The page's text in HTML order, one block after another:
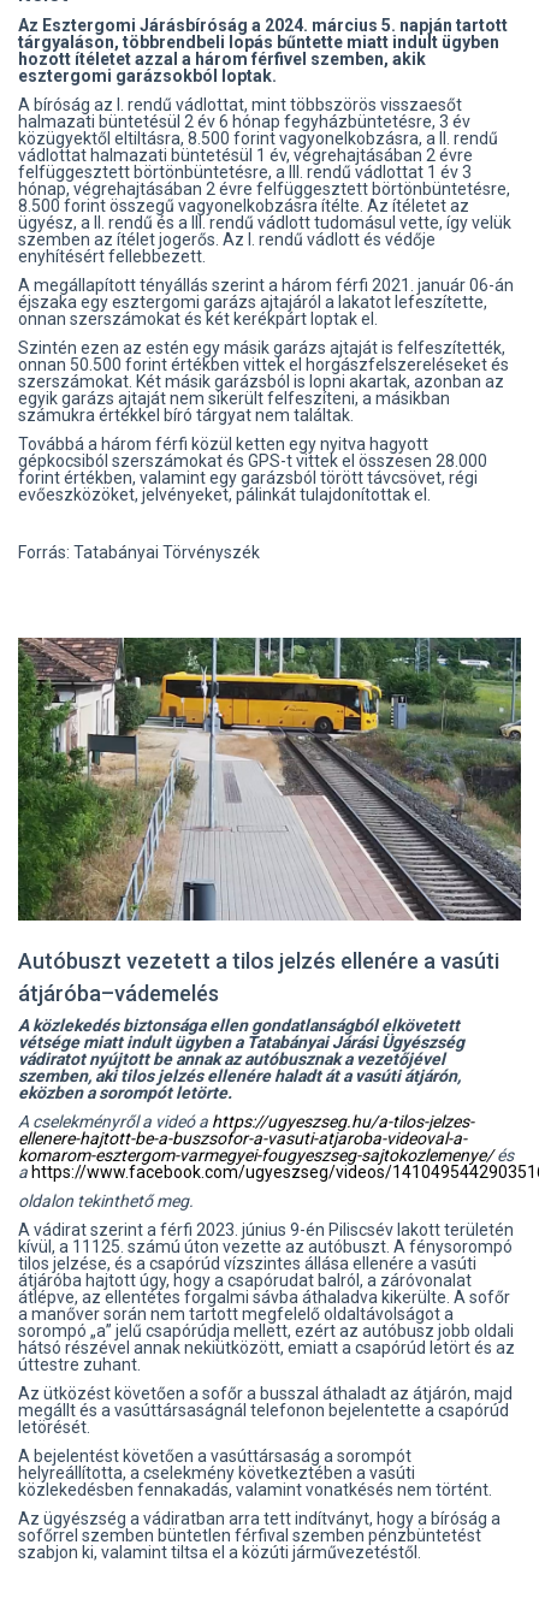
Az Esztergomi Járásbíróság a 2024. március 5. napján tartott
tárgyaláson, többrendbeli lopás bűntette miatt indult ügyben
hozott ítéletet azzal a három férfivel szemben, akik
esztergomi garázsokból loptak.
A bíróság az I. rendű vádlottat, mint többszörös visszaesőt
halmazati büntetésül 2 év 6 hónap fegyházbüntetésre, 3 év
közügyektől eltiltásra, 8.500 forint vagyonelkobzásra, a II. rendű
vádlottat halmazati büntetésül 1 év, végrehajtásában 2 évre
felfüggesztett börtönbüntetésre, a III. rendű vádlottat 1 év 3
hónap, végrehajtásában 2 évre felfüggesztett börtönbüntetésre,
8.500 forint összegű vagyonelkobzásra ítélte. Az ítéletet az
ügyész, a II. rendű és a III. rendű vádlott tudomásul vette, így velük
szemben az ítélet jogerős. Az I. rendű vádlott és védője
enyhítésért fellebbezett.
A megállapított tényállás szerint a három férfi 2021. január 06-án
éjszaka egy esztergomi garázs ajtajáról a lakatot lefeszítette,
onnan szerszámokat és két kerékpárt loptak el.
Szintén ezen az estén egy másik garázs ajtaját is felfeszítették,
onnan 50.500 forint értékben vittek el horgászfelszereléseket és
szerszámokat. Két másik garázsból is lopni akartak, azonban az
egyik garázs ajtaját nem sikerült felfeszíteni, a másikban
számukra értékkel bíró tárgyat nem találtak.
Továbbá a három férfi közül ketten egy nyitva hagyott
gépkocsiból szerszámokat és GPS-t vittek el összesen 28.000
forint értékben, valamint egy garázsból törött távcsövet, régi
evőeszközöket, jelvényeket, pálinkát tulajdonítottak el.
Forrás: Tatabányai Törvényszék
Autóbuszt vezetett a tilos jelzés ellenére a vasúti
átjáróba–vádemelés
A közlekedés biztonsága ellen gondatlanságból elkövetett
vétsége miatt indult ügyben a Tatabányai Járási Ügyészség
vádiratot nyújtott be annak az autóbusznak a vezetőjével
szemben, aki tilos jelzés ellenére haladt át a vasúti átjárón,
eközben a sorompót letörte.
A cselekményről a videó a https://ugyeszseg.hu/a-tilos-jelzes-
ellenere-hajtott-be-a-buszsofor-a-vasuti-atjaroba-videoval-a-
komarom-esztergom-varmegyei-fougyeszseg-sajtokozlemenye/és
a https://www.facebook.com/ugyeszseg/videos/
oldalon tekinthető meg.
A vádirat szerint a férfi 2023. június 9-én Piliscsév lakott területén
kívül, a 11125. számú úton vezette az autóbuszt. A fénysorompó
tilos jelzése, és a csapórúd vízszintes állása ellenére a vasúti
átjáróba hajtott úgy, hogy a csapórudat balról, a záróvonalat
átlépve, az ellentétes forgalmi sávba áthaladva kikerülte. A sofőr
a manőver során nem tartott megfelelő oldaltávolságot a
sorompó „a” jelű csapórúdja mellett, ezért az autóbusz jobb oldali
hátsó részével annak nekiütközött, emiatt a csapórúd letört és az
úttestre zuhant.
Az ütközést követően a sofőr a busszal áthaladt az átjárón, majd
megállt és a vasúttársaságnál telefonon bejelentette a csapórúd
letörését.
A bejelentést követően a vasúttársaság a sorompót
helyreállította, a cselekmény következtében a vasúti
közlekedésben fennakadás, valamint vonatkésés nem történt.
Az ügyészség a vádiratban arra tett indítványt, hogy a bíróság a
sofőrrel szemben büntetlen férfival szemben pénzbüntetést
szabjon ki, valamint tiltsa el a közúti járművezetéstől.